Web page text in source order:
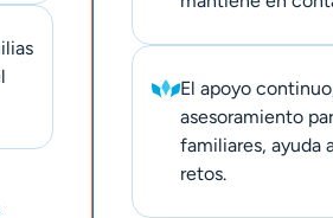
El apoyo
asesoramiento
familiares, ayuda
retos.